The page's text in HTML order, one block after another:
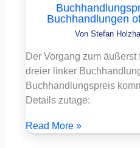
Buchhandlungen
Von Stefan
Der Vorgang zum
dreier linker
Buchhandlungspreis
Details zutage:
Read More »